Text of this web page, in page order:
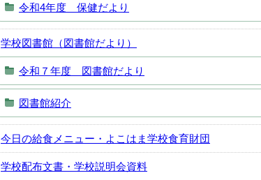
令和4年度 保健だより
学校図書館（図書館だより）
令和７年度 図書館だより
図書館紹介
今日の給食メニュー・よこはま学校食育財団
学校配布文書・学校説明会資料